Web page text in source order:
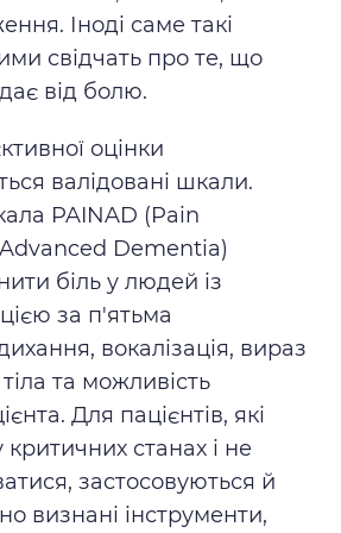
Іноді саме такі
свідчать про те, що
від болю.
оцінки
валідовані шкали.
PAINAD (Pain
Dementia)
біль у людей із
за п'ятьма
вокалізація, вираз
та можливість
Для пацієнтів, які
станах і не
застосовуються й
визнані інструменти,